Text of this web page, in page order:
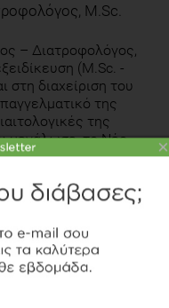
M.Sc.
– Διατροφολόγος,
(M.Sc. -
στη διαχείριση του
της
της
μεγάλωσε, το Νέο
κάποιον να
×